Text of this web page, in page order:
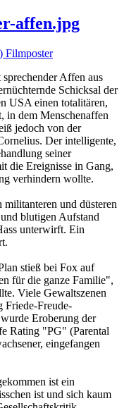
affen.jpg
Affen aus
Schicksal der
USA einen totalitären,
in dem Menschenaffen
jedoch von der
Der intelligente,
seiner
die Ereignisse in Gang,
verhindern wollte.
militanteren und düsteren
blutigen Aufstand
unterwirft. Ein
stieß bei Fox auf
für die ganze Familie",
Viele Gewaltszenen
Friede-Freude-
Eroberung der
Rating "PG" (Parental
eingefangen
ist ein
ist und sich kaum